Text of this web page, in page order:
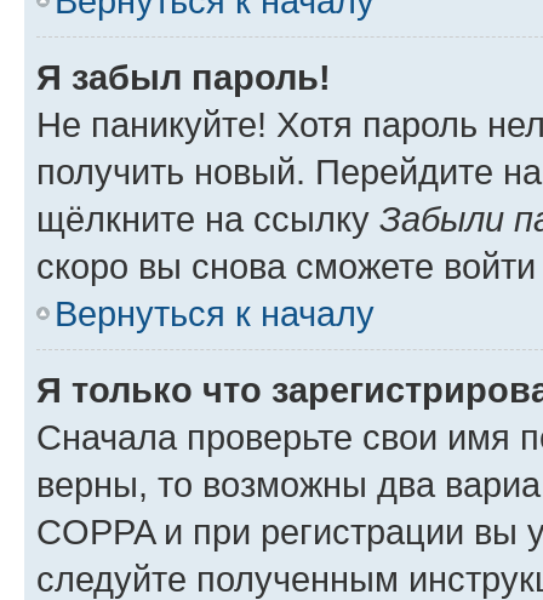
Я забыл пароль!
Не паникуйте! Хотя пароль
получить новый. Перейдите
щёлкните на ссылку Забыли
скоро вы снова сможете
Вернуться к началу
Я только что
Сначала проверьте свои имя
верны, то возможны два
COPPA и при регистрации вы
следуйте полученным